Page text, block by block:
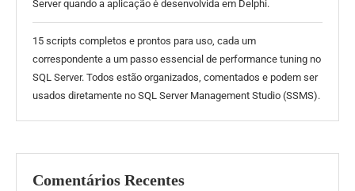
Server quando a aplicação é desenvolvida em Delphi.
15 scripts completos e prontos para uso, cada um
correspondente a um passo essencial de performance tuning no
SQL Server. Todos estão organizados, comentados e podem ser
usados diretamente no SQL Server Management Studio (SSMS).
Comentários Recentes